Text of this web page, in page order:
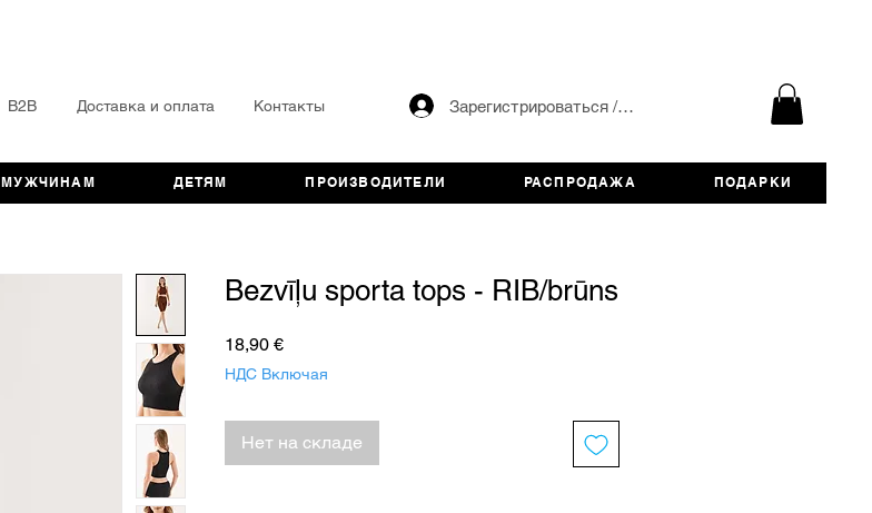
B2B Доставка и оплата Контакты Зарегистрироваться / авторизоваться
МУЖЧИНАМ ДЕТЯМ ПРОИЗВОДИТЕЛИ РАСПРОДАЖА ПОДАРКИ
Bezvīļu sporta tops - RIB/brūns
18,90 €Цена
НДС Включая
Нет на складе